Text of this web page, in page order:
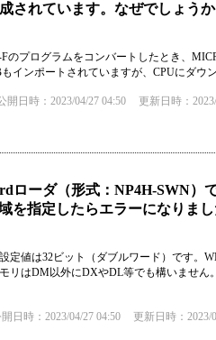
成されています。なぜでしょうか
のプログラムをコンバートしたとき、
インポートされていますが、CPUにダウ
開日時：2023/04/27 04:50 更新日時：
ローダ（形式：NP4H-SWN）
を指定したらエラーになりま
定値は32ビット（ダブルワード）です。
リはDM以外にDXやDL等でも構いません
日時：2023/04/27 04:50 更新日時：2023/